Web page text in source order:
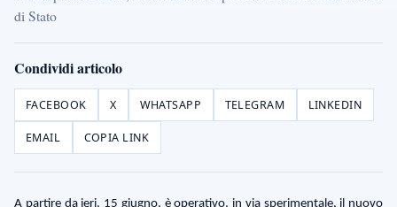
di Stato
Condividi articolo
FACEBOOK X WHATSAPP TELEGRAM LINKEDIN
EMAIL COPIA LINK
A partire da ieri, 15 giugno, è operativo, in via sperimentale, il nuovo